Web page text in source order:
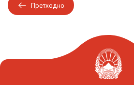
Листа на контакти
Изјава за пристапност
Претходно